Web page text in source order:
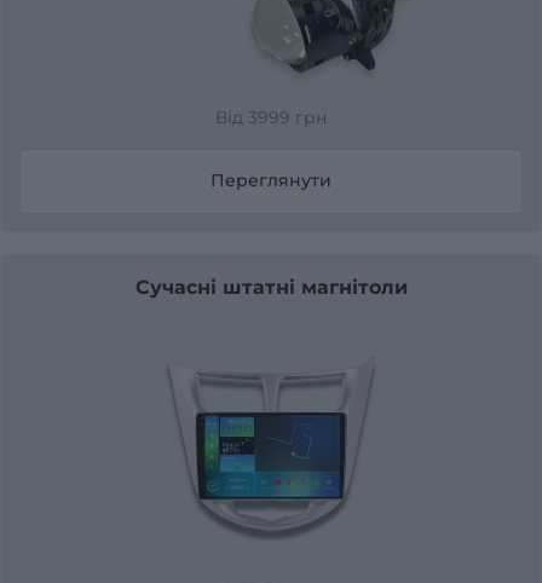
Від 3999 грн
Переглянути
Сучасні штатні магнітоли